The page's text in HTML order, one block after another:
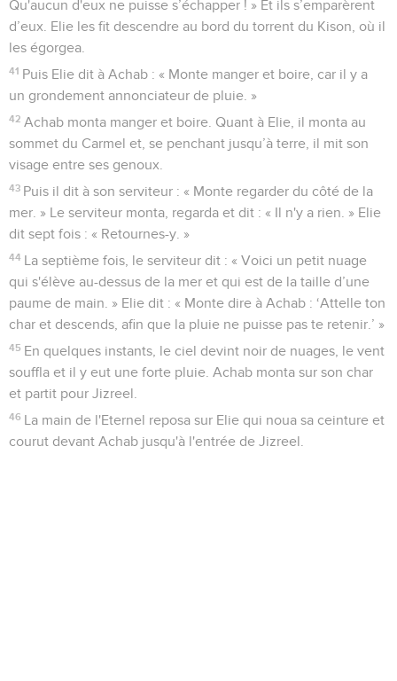
Qu'aucun d'eux ne puisse s’échapper ! » Et ils s’emparèrent
d’eux. Elie les fit descendre au bord du torrent du Kison, où il
les égorgea.
41 Puis Elie dit à Achab : « Monte manger et boire, car il y a
un grondement annonciateur de pluie. »
42 Achab monta manger et boire. Quant à Elie, il monta au
sommet du Carmel et, se penchant jusqu’à terre, il mit son
visage entre ses genoux.
43 Puis il dit à son serviteur : « Monte regarder du côté de la
mer. » Le serviteur monta, regarda et dit : « Il n'y a rien. » Elie
dit sept fois : « Retournes-y. »
44 La septième fois, le serviteur dit : « Voici un petit nuage
qui s'élève au-dessus de la mer et qui est de la taille d’une
paume de main. » Elie dit : « Monte dire à Achab : ‘Attelle ton
char et descends, afin que la pluie ne puisse pas te retenir.’ »
45 En quelques instants, le ciel devint noir de nuages, le vent
souffla et il y eut une forte pluie. Achab monta sur son char
et partit pour Jizreel.
46 La main de l'Eternel reposa sur Elie qui noua sa ceinture et
courut devant Achab jusqu'à l'entrée de Jizreel.